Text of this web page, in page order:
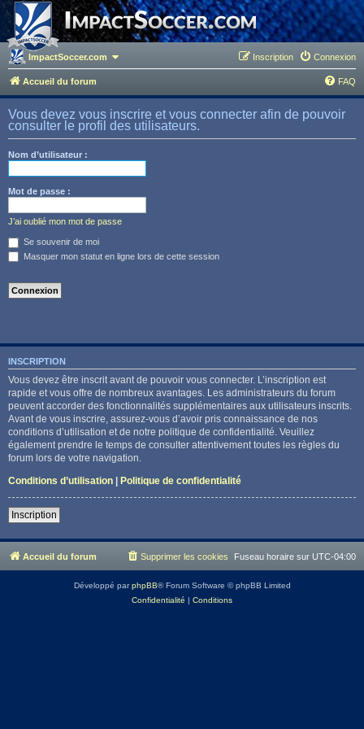
ImpactSoccer.com Connexion
Inscription
Accueil du forum FAQ
Vous devez vous inscrire et vous connecter afin de pouvoir
consulter le profil des utilisateurs.
Nom d’utilisateur :
Mot de passe :
J’ai oublié mon mot de passe
Se souvenir de moi
Masquer mon statut en ligne lors de cette session
INSCRIPTION
Vous devez être inscrit avant de pouvoir vous connecter. L’inscription est
rapide et vous offre de nombreux avantages. Les administrateurs du forum
peuvent accorder des fonctionnalités supplémentaires aux utilisateurs inscrits.
Avant de vous inscrire, assurez-vous d’avoir pris connaissance de nos
conditions d’utilisation et de notre politique de confidentialité. Veuillez
également prendre le temps de consulter attentivement toutes les règles du
forum lors de votre navigation.
Conditions d’utilisation | Politique de confidentialité
Inscription
Accueil du forum Fuseau horaire sur UTC-04:00
Supprimer les cookies
Développé parphpBB® Forum Software © phpBB Limited
Confidentialité | Conditions